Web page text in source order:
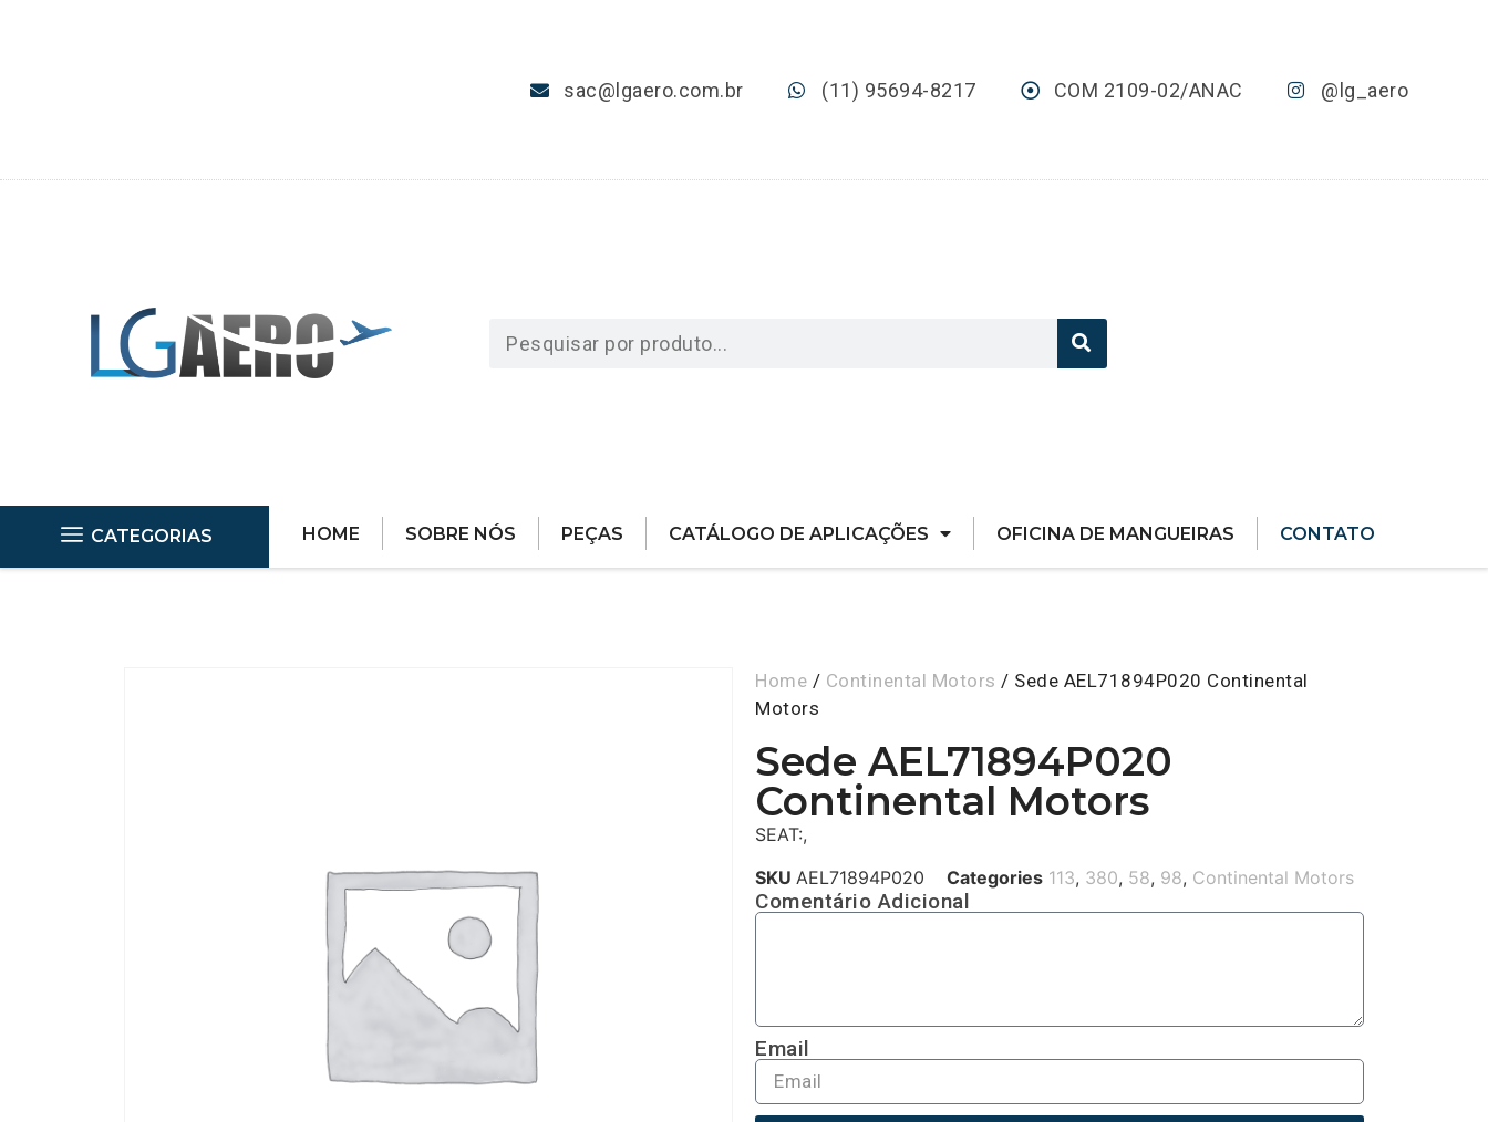
sac@lgaero.com.br (11) 95694-8217 COM 2109-02/ANAC @lg_aero
CATEGORIAS HOME SOBRE NÓS PEÇAS CATÁLOGO DE APLICAÇÕES OFICINA DE MANGUEIRAS CONTATO
Home / Continental Motors / Sede AEL71894P020 Continental
Motors
Sede AEL71894P020
Continental Motors
SEAT:,
SKU AEL71894P020 Categories 113, 380, 58, 98, Continental Motors
Comentário Adicional
Email